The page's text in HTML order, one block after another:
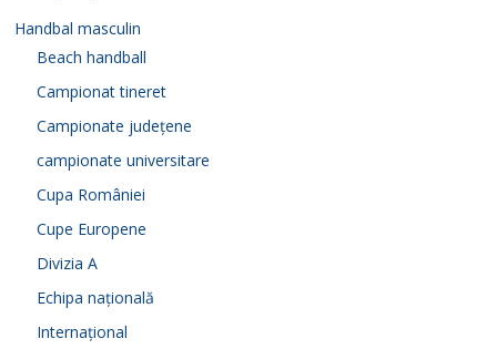
Handbal masculin
Beach handball
Campionat tineret
Campionate județene
campionate universitare
Cupa României
Cupe Europene
Divizia A
Echipa națională
Internațional